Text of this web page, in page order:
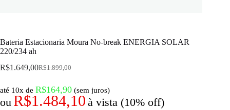
Bateria Estacionaria Moura No-break ENERGIA SOLAR
220/234 ah
R$1.899,00
R$1.649,00
até 10x de R$164,90 (sem juros)
ouR$1.484,10 à vista (10% off)